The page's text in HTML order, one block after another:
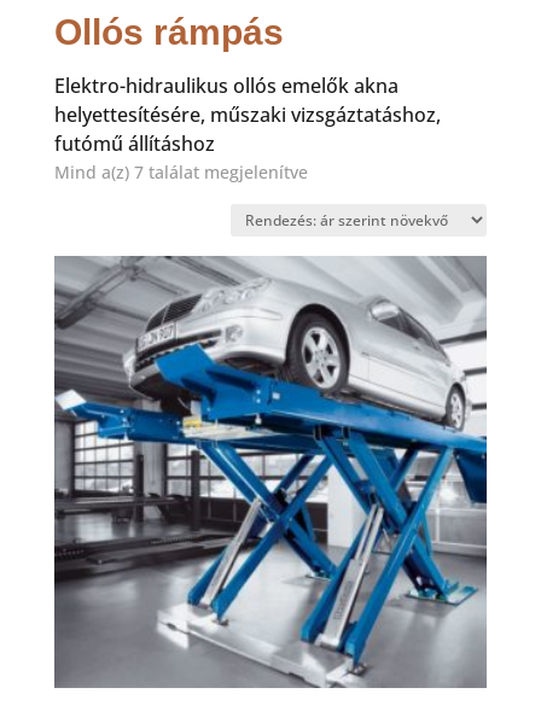
Ollós rámpás
Elektro-hidraulikus ollós emelők akna
helyettesítésére, műszaki vizsgáztatáshoz,
futómű állításhoz
Mind a(z) 7 találat megjelenítveSorted
price:
low
to
high